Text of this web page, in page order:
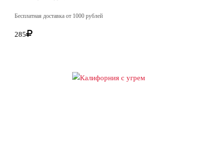
Бесплатная доставка от 1000 рублей
285